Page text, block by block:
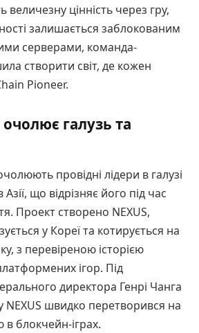
величезну цінність через гру,
залишається заблокованим
серверами, команда-
створити світ, де кожен
Pioneer.
галузь та
провідні лідери в галузі
що відрізняє його під час
Проект створено NEXUS,
у Кореї та котирується на
з перевіреною історією
ігор. Під
директора Генрі Чанга
NEXUS швидко перетворився на
блокчейн-іграх.